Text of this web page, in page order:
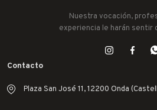
Nuestra vocación,
experiencia le harán sentir
Contacto
Plaza San José 11, 12200 Onda